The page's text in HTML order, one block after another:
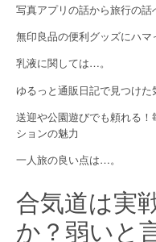
i
g
a
t
i
o
n
写真アプリの話から旅行の話
無印良品の便利グッズにハマ
乳液に関しては…。
ゆるっと通販日記で見つけた
送迎や公園遊びでも頼れる
ションの魅力
一人旅の良い点は…。
合気道は実
か？弱いと